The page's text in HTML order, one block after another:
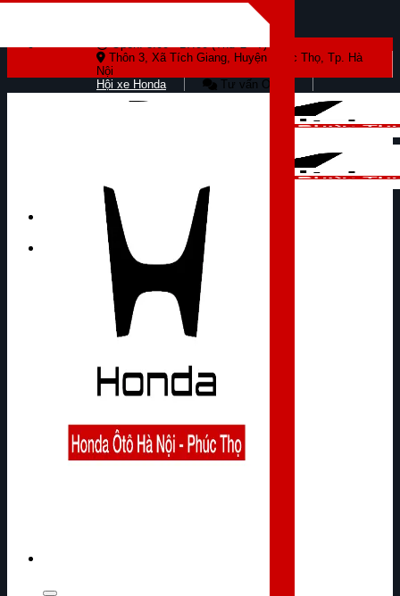
Open: 8:00 - 17:00 (Thứ 2 - 7)
Thôn 3, Xã Tích Giang, Huyện Phúc Thọ, Tp. Hà
Nội
Hội xe Honda
Tư vấn Online